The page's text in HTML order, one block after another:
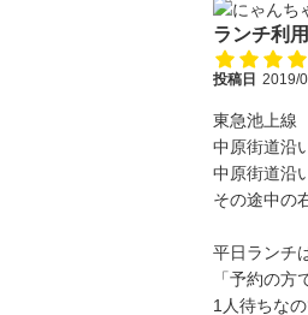
ランチ利
投稿日 2019/
東急池上線
中原街道沿
中原街道沿
その途中の
平日ランチ
「予約の
1人待ちな